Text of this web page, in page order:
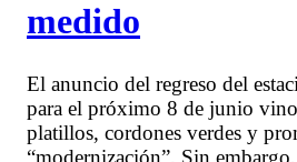
medido
El anuncio del regreso del
para el próximo 8 de junio
platillos, cordones verdes y
“modernización”. Sin